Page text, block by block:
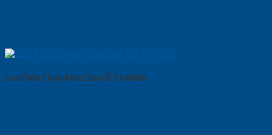
Lưu Ý Khi Chọn Mua Cửa Gỗ Tự Nhiên